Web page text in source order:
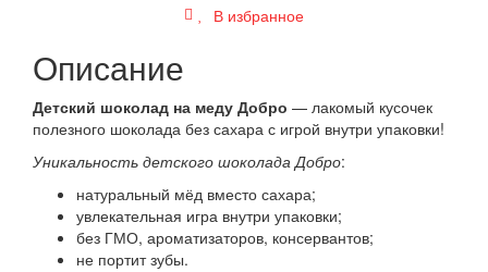
В избранное
Описание
Детский шоколад на меду Добро — лакомый кусочек
полезного шоколада без сахара с игрой внутри упаковки!
Уникальность детского шоколада Добро:
натуральный мёд вместо сахара;
увлекательная игра внутри упаковки;
без ГМО, ароматизаторов, консервантов;
не портит зубы.